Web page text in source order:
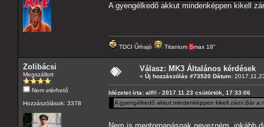
A gyengélkedő akkut mindenképpen kikell
TDCI Űrhajó Titanium Smax 18"
Zolibácsi
Megszállott
Nem elérhető
Hozzászólások: 3378
Válasz: MK3 Általános kérdések
« Új hozzászólás #73520 Dátum:
Idézetet írta: alf® - 2017.11.23 csütörtök, 17:33:06
A gyengélkedő akkut mindenképpen kikell zárni.Bár a